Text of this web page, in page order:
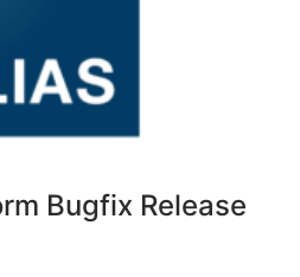
Bugfix Release